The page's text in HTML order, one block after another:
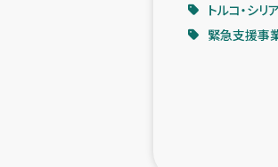
トルコ・シ
緊急支援事